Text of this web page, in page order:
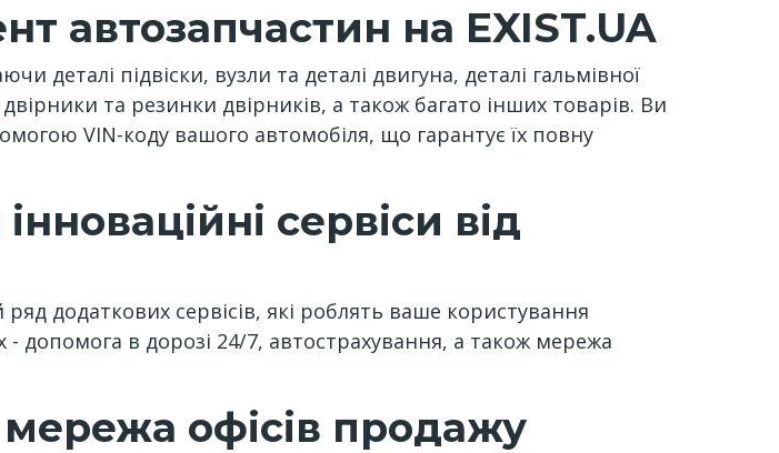
автозапчастин на EXIST.UA
деталі підвіски, вузли та деталі двигуна, деталі гальмівної
та резинки двірників, а також багато інших товарів. Ви
VIN-коду вашого автомобіля, що гарантує їх повну
сервіси від
додаткових сервісів, які роблять ваше користування
в дорозі 24/7, автострахування, а також мережа
офісів продажу